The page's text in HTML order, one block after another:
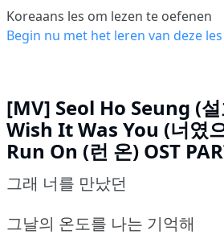
Koreaans les om lezen te oefenen
Begin nu met het leren van deze les
[MV] Seol Ho Seung (
Wish It Was You (너였
Run On (런 온) OST
그래 너를 만났던
그날의 온도를 나는 기억해